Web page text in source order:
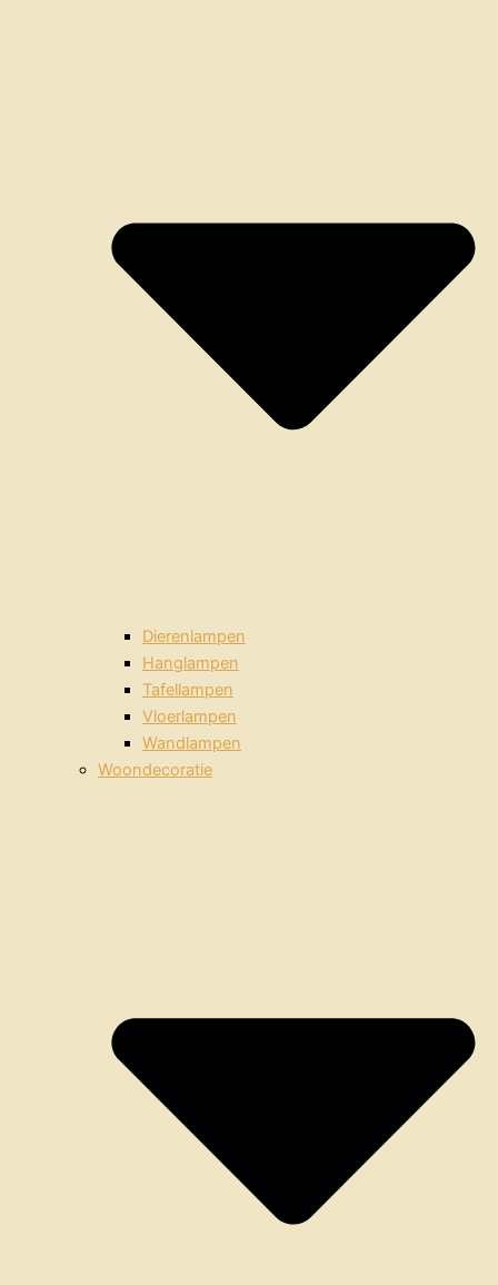
Dierenlampen
Hanglampen
Tafellampen
Vloerlampen
Wandlampen
Woondecoratie